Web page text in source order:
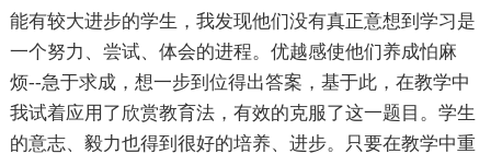
能有较大进步的学生，我发现他们没有真正意想到学习是
一个努力、尝试、体会的进程。优越感使他们养成怕麻
烦--急于求成，想一步到位得出答案，基于此，在教学中
我试着应用了欣赏教育法，有效的克服了这一题目。学生
的意志、毅力也得到很好的培养、进步。只要在教学中重